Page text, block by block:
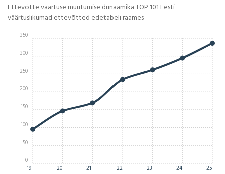
Ettevõtte väärtuse muutumise dünaamika TOP 101 Eesti
väärtuslikumad ettevõtted edetabeli raames
19 20 21 22 23 24 25
0
50
100
150
200
250
300
350